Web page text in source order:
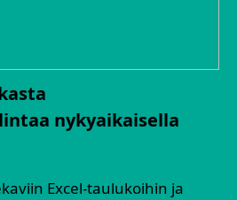
nykyaikaisella
Excel-taulukoihin ja